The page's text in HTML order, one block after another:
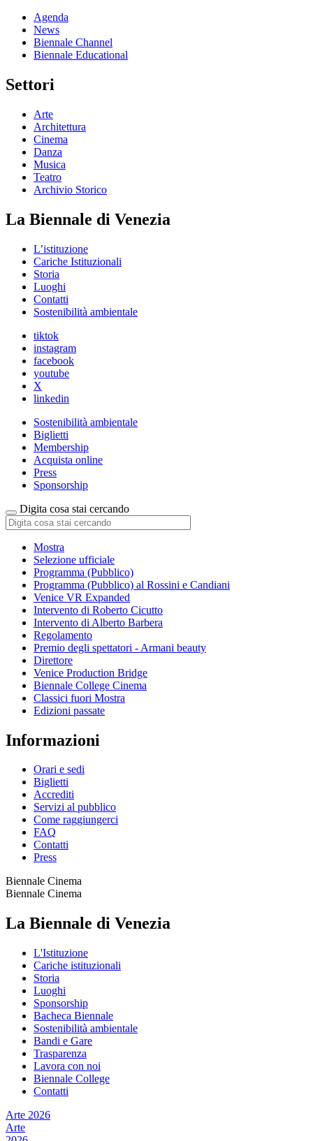
Agenda
News
Biennale Channel
Biennale Educational
Settori
Arte
Architettura
Cinema
Danza
Musica
Teatro
Archivio Storico
La Biennale di Venezia
L’istituzione
Cariche Istituzionali
Storia
Luoghi
Contatti
Sostenibilità ambientale
tiktok
instagram
facebook
youtube
X
linkedin
Sostenibilità ambientale
Biglietti
Membership
Acquista online
Press
Sponsorship
Digita cosa stai cercando
Mostra
Selezione ufficiale
Programma (Pubblico)
Programma (Pubblico) al Rossini e Candiani
Venice VR Expanded
Intervento di Roberto Cicutto
Intervento di Alberto Barbera
Regolamento
Premio degli spettatori - Armani beauty
Direttore
Venice Production Bridge
Biennale College Cinema
Classici fuori Mostra
Edizioni passate
Informazioni
Orari e sedi
Biglietti
Accrediti
Servizi al pubblico
Come raggiungerci
FAQ
Contatti
Press
Biennale Cinema
Biennale Cinema
La Biennale di Venezia
L'Istituzione
Cariche istituzionali
Storia
Luoghi
Sponsorship
Bacheca Biennale
Sostenibilità ambientale
Bandi e Gare
Trasparenza
Lavora con noi
Biennale College
Contatti
Arte 2026
Arte